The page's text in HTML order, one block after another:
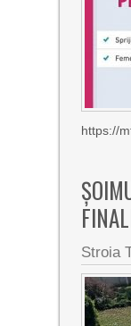
https://
Stroia